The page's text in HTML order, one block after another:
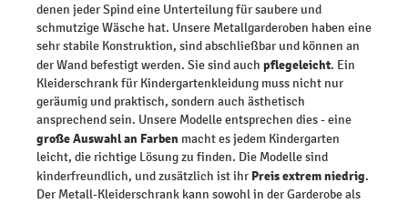
denen jeder Spind eine Unterteilung für saubere und
schmutzige Wäsche hat. Unsere Metallgarderoben haben eine
sehr stabile Konstruktion, sind abschließbar und können an
der Wand befestigt werden. Sie sind auch pflegeleicht. Ein
Kleiderschrank für Kindergartenkleidung muss nicht nur
geräumig und praktisch, sondern auch ästhetisch
ansprechend sein. Unsere Modelle entsprechen dies - eine
große Auswahl an Farben macht es jedem Kindergarten
leicht, die richtige Lösung zu finden. Die Modelle sind
kinderfreundlich, und zusätzlich ist ihr Preis extrem niedrig.
Der Metall-Kleiderschrank kann sowohl in der Garderobe als